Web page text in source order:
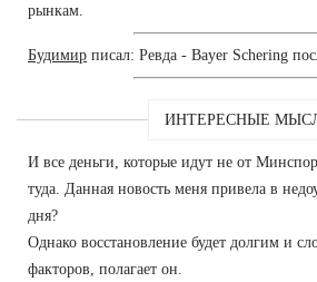
рынкам.
Будимир писал: Ревда - Bayer Schering
ИНТЕРЕСНЫЕ
И все деньги, которые идут не от
туда. Данная новость меня привела в
дня?
Однако восстановление будет долгим и
факторов, полагает он.